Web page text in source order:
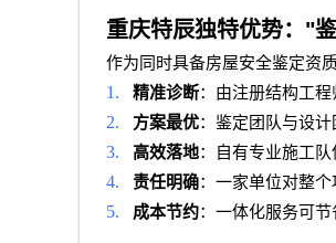
重庆特辰独特优势： "
作为同时具备房屋安全鉴定资
1. 精准诊断：由注册结构工
2. 方案最优：鉴定团队与设
3. 高效落地：自有专业施工
4. 责任明确：一家单位对整
5. 成本节约：一体化服务可节